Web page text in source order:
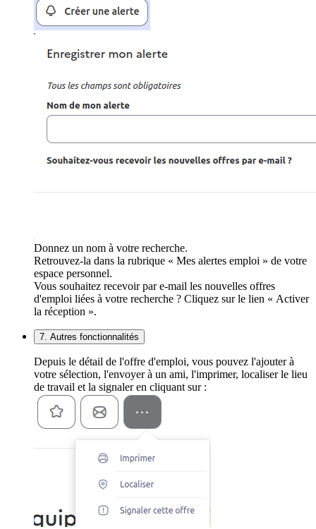
Donnez un nom à votre recherche.
Retrouvez-la dans la rubrique « Mes alertes emploi » de votre
espace personnel.
Vous souhaitez recevoir par e-mail les nouvelles offres
d'emploi liées à votre recherche ? Cliquez sur le lien « Activer
la réception ».
7. Autres fonctionnalités
Depuis le détail de l'offre d'emploi, vous pouvez l'ajouter à
votre sélection, l'envoyer à un ami, l'imprimer, localiser le lieu
de travail et la signaler en cliquant sur :